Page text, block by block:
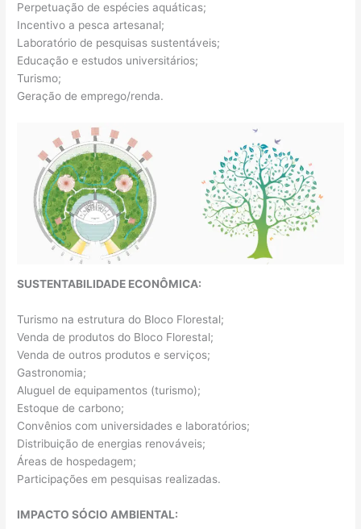
Perpetuação de espécies aquáticas;
Incentivo a pesca artesanal;
Laboratório de pesquisas sustentáveis;
Educação e estudos universitários;
Turismo;
Geração de emprego/renda.
SUSTENTABILIDADE ECONÔMICA:
Turismo na estrutura do Bloco Florestal;
Venda de produtos do Bloco Florestal;
Venda de outros produtos e serviços;
Gastronomia;
Aluguel de equipamentos (turismo);
Estoque de carbono;
Convênios com universidades e laboratórios;
Distribuição de energias renováveis;
Áreas de hospedagem;
Participações em pesquisas realizadas.
IMPACTO SÓCIO AMBIENTAL: